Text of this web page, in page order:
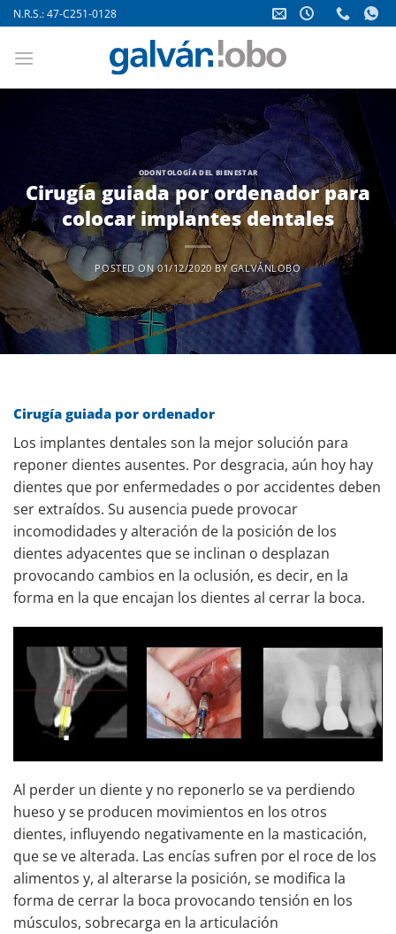
Saltar
al
contenido
N.R.S.: 47-C251-0128
ODONTOLOGÍA DEL BIENESTAR
Cirugía guiada por ordenador para
colocar implantes dentales
POSTED ON01/12/2020 BY GALVÁNLOBO
Cirugía guiada por ordenador
Los implantes dentales son la mejor solución para
reponer dientes ausentes. Por desgracia, aún hoy hay
dientes que por enfermedades o por accidentes deben
ser extraídos. Su ausencia puede provocar
incomodidades y alteración de la posición de los
dientes adyacentes que se inclinan o desplazan
provocando cambios en la oclusión, es decir, en la
forma en la que encajan los dientes al cerrar la boca.
Al perder un diente y no reponerlo se va perdiendo
hueso y se producen movimientos en los otros
dientes, influyendo negativamente en la masticación,
que se ve alterada. Las encías sufren por el roce de los
alimentos y, al alterarse la posición, se modifica la
forma de cerrar la boca provocando tensión en los
músculos, sobrecarga en la articulación